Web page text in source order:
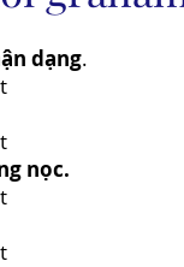
dạng.
nọc.